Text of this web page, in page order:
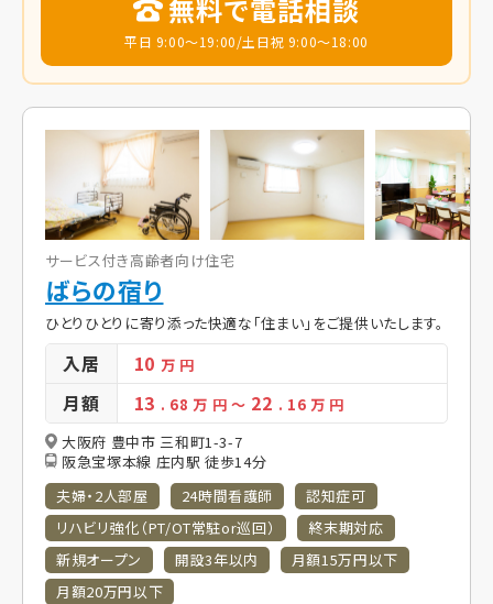
無料で電話相談
平日 9:00～19:00/土日祝 9:00～18:00
サービス付き高齢者向け住宅
ばらの宿り
ひとりひとりに寄り添った快適な「住まい」をご提供いたします。
入居 10万 円
月額 13 . 68万 円 ～ 22 . 16 万 円
大阪府 豊中市 三和町1-3-7
阪急宝塚本線 庄内駅 徒歩14分
夫婦・2人部屋
24時間看護師
認知症可
リハビリ強化（PT/OT常駐or巡回）
終末期対応
新規オープン
開設3年以内
月額15万円以下
月額20万円以下